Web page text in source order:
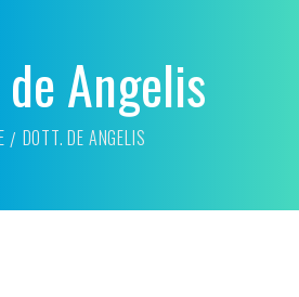
Angelis
DOTT. DE ANGELIS